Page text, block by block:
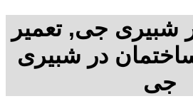
شبیری جی, تعمیر
در شبیری
جی